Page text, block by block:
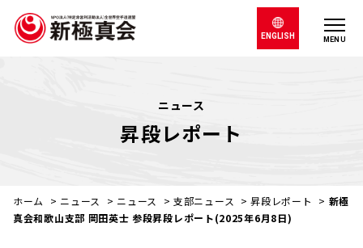
MENU
ENGLISH
ニュース
昇段レポート
ホーム > ニュース > ニュース >支部ニュース >昇段レポート > 新極
真会和歌山支部 岡田英士 参段昇段レポート(2025年6月8日)